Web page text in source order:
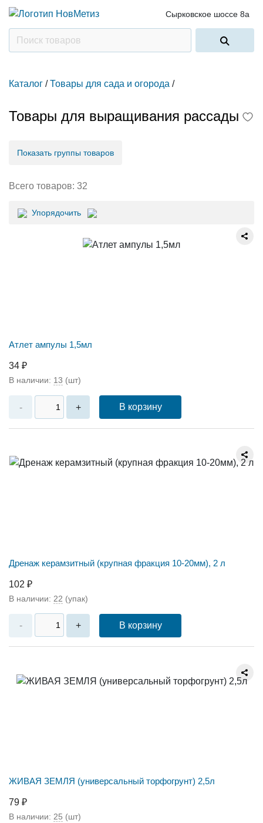
Сырковское шоссе 8а
Каталог / Товары для сада и огорода /
Товары для выращивания рассады
Показать группы товаров
Всего товаров: 32
Упорядочить
Атлет ампулы 1,5мл
34 ₽
В наличии: 13 (шт)
- + В корзину
Дренаж керамзитный (крупная фракция 10-20мм), 2 л
102 ₽
В наличии: 22 (упак)
- + В корзину
ЖИВАЯ ЗЕМЛЯ (универсальный торфогрунт) 2,5л
79 ₽
В наличии: 25 (шт)